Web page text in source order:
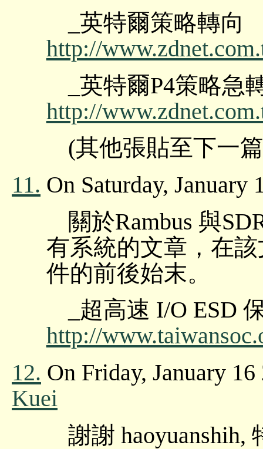
_英特爾策略轉向
http://
_英特爾P4策略急
http://
(其他張貼至下一
11. On Saturday, January
關於Rambus 與
有系統的文章，在
件的前後始末。
_超高速 I/O ESD
http://
12. On Friday, January
Kuei
謝謝